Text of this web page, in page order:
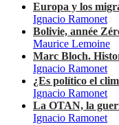
Europa y los
Ignacio Ramonet
Bolivie, année
Maurice Lemoine
Marc Bloch.
Ignacio Ramonet
¿Es político el
Ignacio Ramonet
La OTAN, la
Ignacio Ramonet